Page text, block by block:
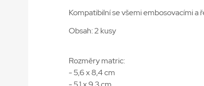
Kompatibilní se všemi embosovacími a
Obsah: 2 kusy
Rozměry matric:
- 5,6 x 8,4 cm